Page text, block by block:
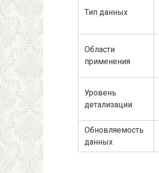
Тип данных
Области
применения
Уровень
детализации
Обновляемость
данных